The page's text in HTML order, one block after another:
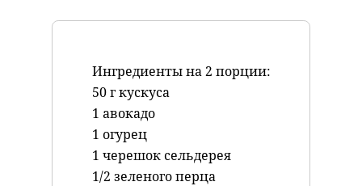
Ингредиенты на 2 порции:
50 г кускуса
1 авокадо
1 огурец
1 черешок сельдерея
1/2 зеленого перца